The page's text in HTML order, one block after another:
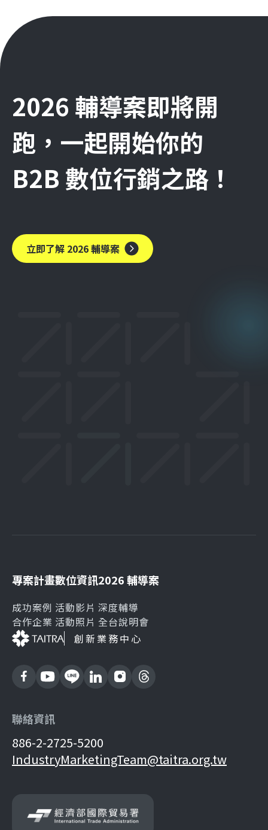
2026 輔導案即將開
跑，一起開始你的
B2B 數位行銷之路！
立即了解 2026 輔導案
專案計畫
成功案例
合作企業
數位資訊
活動影片
活動照片
2026 輔導案
深度輔導
全台說明會
創新業務中心
聯絡資訊
886-2-2725-5200
IndustryMarketingTeam@taitra.org.tw